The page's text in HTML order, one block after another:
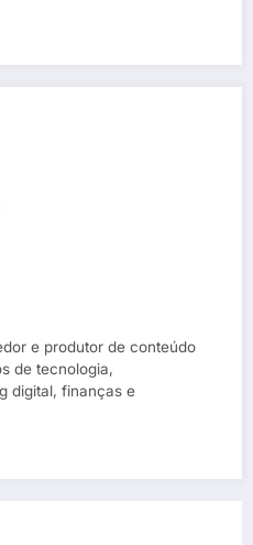
e produtor de conteúdo
de tecnologia,
digital, finanças e